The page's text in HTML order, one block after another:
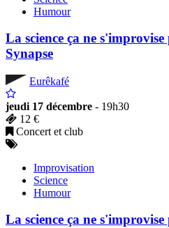
Humour
La science ça ne
Synapse
Eurêkafé
jeudi 17 décembre - 19h30
12 €
Concert et club
Improvisation
Science
Humour
La science ça ne